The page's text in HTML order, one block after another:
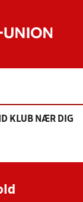
KLUB NÆR DIG